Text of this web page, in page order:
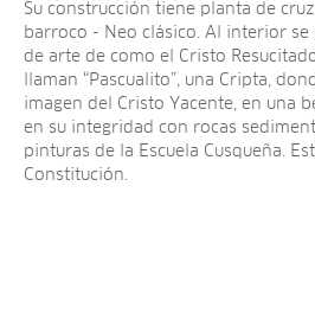
Su construcción tiene planta de
barroco - Neo clásico. Al interior se
de arte de como el Cristo
llaman “Pascualito”, una Cripta,
imagen del Cristo Yacente, en una
en su integridad con rocas
pinturas de la Escuela Cusqueña.
Constitución.